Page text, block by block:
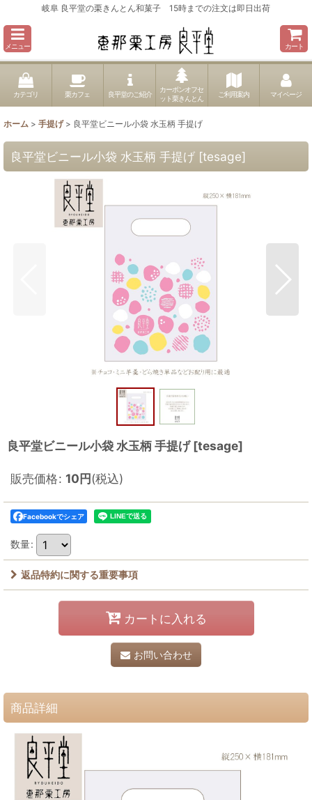
岐阜 良平堂の栗きんとん和菓子 15時までの注文は即日出荷
メニュー カート
カテゴリ 栗カフェ 良平堂のご紹介
カーボンオフセ
ット栗きんとん
ご利用案内 マイページ
ホーム > 手提げ > 良平堂ビニール小袋 水玉柄 手提げ
良平堂ビニール小袋 水玉柄 手提げ [tesage]
良平堂ビニール小袋 水玉柄 手提げ [tesage]
販売価格: 10円(税込)
Facebookでシェア
数量:
返品特約に関する重要事項
カートに入れる
お問い合わせ
商品詳細